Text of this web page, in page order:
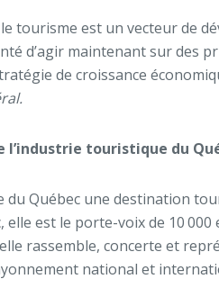
tourisme est un vecteur de
d’agir maintenant sur des
de croissance
l’industrie touristique du
du Québec une destination
elle est le porte-voix de 10
rassemble, concerte et
national et